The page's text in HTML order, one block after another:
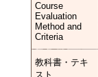
Course
Evaluation
Method and
Criteria
教科書・テキ
スト